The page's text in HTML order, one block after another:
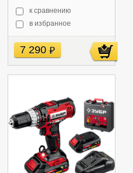
к сравнению
в избранное
7 290 руб